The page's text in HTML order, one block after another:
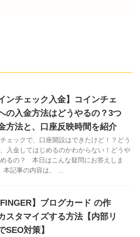
ンチェック入金】コインチェ
の入金方法はどうやるの？3つ
方法と、口座反映時間を紹介
ェックで、口座開設はできたけど！？どう
入金してはじめるのかわからない！どうや
るの？ 本日はこんな疑問にお答えしま
記事の内容は、 ...
】ブログカード の作
スタマイズする方法【内部リ
SEO対策】